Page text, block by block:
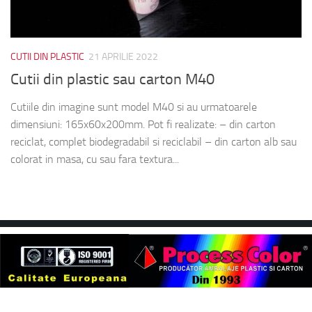
CUTII DIN PLASTIC 21 APRILIE 2022
Cutii din plastic sau carton M40
Cutiile din imagine sunt model M40 si au urmatoarele
dimensiuni: 165x60x200mm. Pot fi realizate: – din carton
reciclat, complet biodegradabil si reciclabil – din carton alb sau
colorat in masa, cu sau fara textura...